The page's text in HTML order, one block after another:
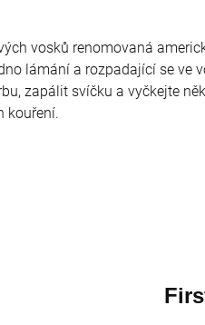
vosků renomovaná
lámání a rozpadající se ve
, zapálit svíčku a vyčkejte
kouření.